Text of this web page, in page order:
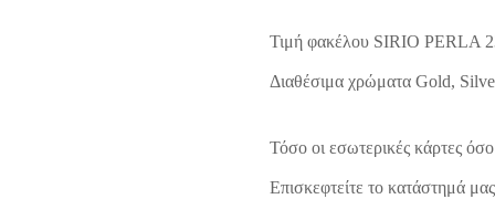
Τιμή φακέλου SIRIO PERLA
Διαθέσιμα χρώματα Gold,
Τόσο οι εσωτερικές κάρτες
Επισκεφτείτε το κατάστημά μας